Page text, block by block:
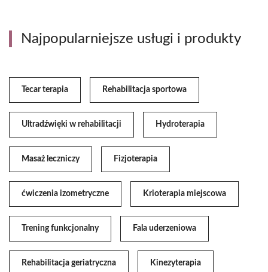
Najpopularniejsze usługi i produkty
Tecar terapia Rehabilitacja sportowa
Ultradźwięki w rehabilitacji Hydroterapia
Masaż leczniczy Fizjoterapia
ćwiczenia izometryczne Krioterapia miejscowa
Trening funkcjonalny Fala uderzeniowa
Rehabilitacja geriatryczna Kinezyterapia